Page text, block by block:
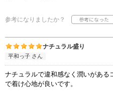
参考になりましたか？
ナチュラル盛り
平和っ子 さん
ナチュラルで違和感なく潤いがあ
で着け心地が良いです。